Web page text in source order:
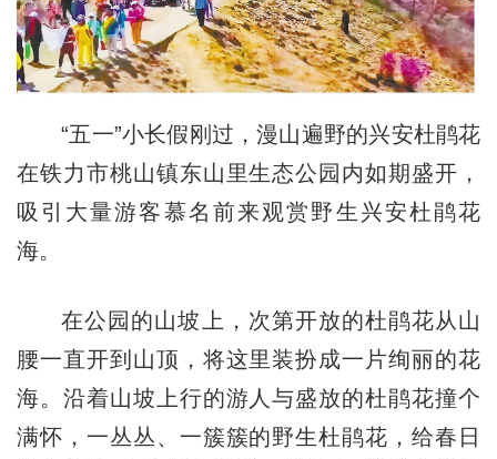
“五一”小长假刚过，漫山遍野的兴安杜鹃花
在铁力市桃山镇东山里生态公园内如期盛开，
吸引大量游客慕名前来观赏野生兴安杜鹃花
海。
在公园的山坡上，次第开放的杜鹃花从山
腰一直开到山顶，将这里装扮成一片绚丽的花
海。沿着山坡上行的游人与盛放的杜鹃花撞个
满怀，一丛丛、一簇簇的野生杜鹃花，给春日